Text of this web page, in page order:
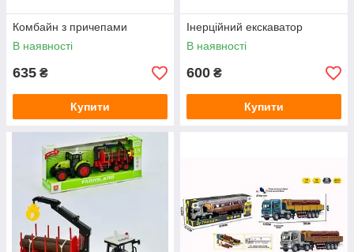
Комбайн з причепами
В наявності
635 ₴
Купити
Інерційний екскаватор
В наявності
600 ₴
Купити